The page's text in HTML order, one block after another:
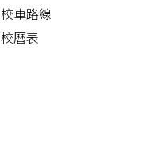
校車路線
校曆表